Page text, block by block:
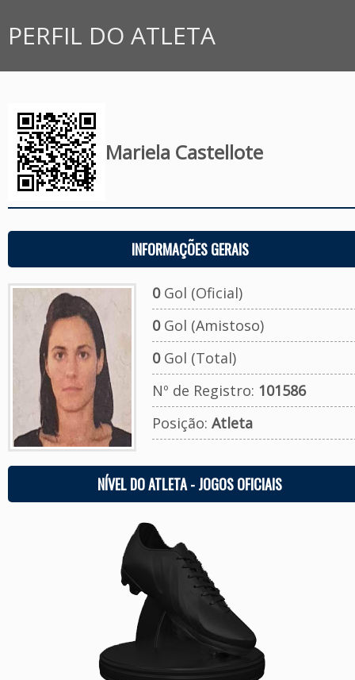
PERFIL DO ATLETA
Mariela Castellote
INFORMAÇÕES GERAIS
0Gol (Oficial)
0Gol (Amistoso)
0Gol (Total)
Nº de Registro: 101586
Posição: Atleta
NÍVEL DO ATLETA - JOGOS OFICIAIS